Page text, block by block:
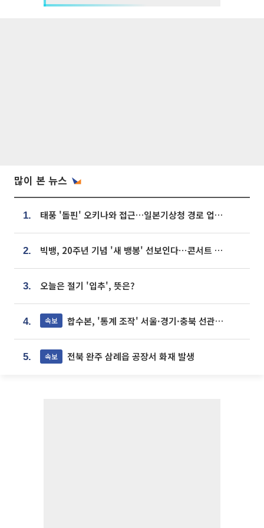
많이 본 뉴스
1. 태풍 '돌핀' 오키나와 접근…일본기상청 경로 업데이트
2. 빅뱅, 20주년 기념 '새 뱅봉' 선보인다⋯콘서트 앞두고 팝업 개최
3. 오늘은 절기 '입추', 뜻은?
4. 속보 합수본, '통계 조작' 서울·경기·충북 선관위 등 추가 압수수색
5. 속보 전북 완주 삼례읍 공장서 화재 발생